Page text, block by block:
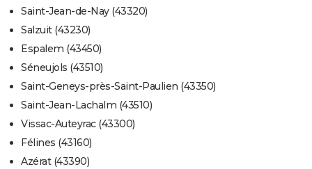
Saint-Jean-de-Nay (43320)
Salzuit (43230)
Espalem (43450)
Séneujols (43510)
Saint-Geneys-près-Saint-Paulien (43350)
Saint-Jean-Lachalm (43510)
Vissac-Auteyrac (43300)
Félines (43160)
Azérat (43390)